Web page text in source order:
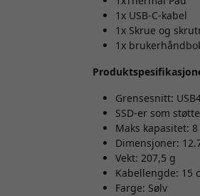
1x USB-C-kabel
1x Skrue og
1x
Grensesnitt:
SSD-er som
Maks kapasitet: 8
Dimensjoner:
Vekt: 207,5 g
Kabellengde: 15
Farge: Sølv